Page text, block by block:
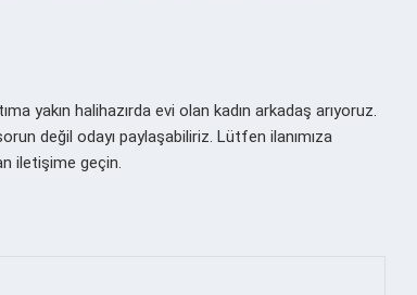
yakın halihazırda evi olan kadın arkadaş arıyoruz.
değil odayı paylaşabiliriz. Lütfen ilanımıza
iletişime geçin.